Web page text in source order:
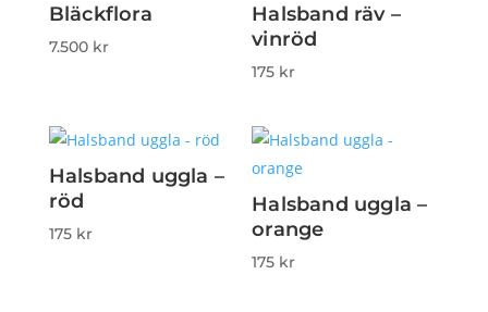
Bläckflora
7.500 kr
Halsband räv –
vinröd
175 kr
Halsband uggla –
röd
175 kr
Halsband uggla –
orange
175 kr